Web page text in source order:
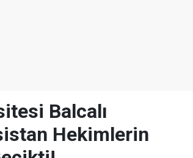
Balcalı
Hekimlerin